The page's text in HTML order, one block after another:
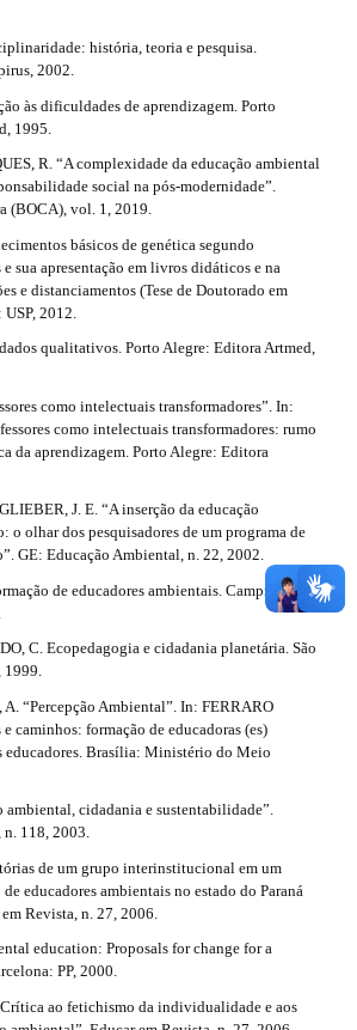
história, teoria e pesquisa.
2002.
às dificuldades de aprendizagem. Porto
1995.
R. “A complexidade da educação ambiental
social na pós-modernidade”.
(BOCA), vol. 1, 2019.
básicos de genética segundo
e sua apresentação em livros didáticos e na
e distanciamentos (Tese de Doutorado em
2012.
qualitativos. Porto Alegre: Editora Artmed,
como intelectuais transformadores”. In:
como intelectuais transformadores: rumo
da aprendizagem. Porto Alegre: Editora
J. E. “A inserção da educação
o olhar dos pesquisadores de um programa de
GE: Educação Ambiental, n. 22, 2002.
de educadores ambientais. Campinas:
C. Ecopedagogia e cidadania planetária. São
1999.
“Percepção Ambiental”. In: FERRARO
caminhos: formação de educadoras (es)
educadores. Brasília: Ministério do Meio
ambiental, cidadania e sustentabilidade”.
n. 118, 2003.
de um grupo interinstitucional em um
educadores ambientais no estado do Paraná
Revista, n. 27, 2006.
education: Proposals for change for a
PP, 2000.
ao fetichismo da individualidade e aos